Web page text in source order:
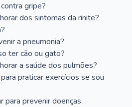
gripe?
dos sintomas da rinite?
a pneumonia?
ter cão ou gato?
a saúde dos pulmões?
praticar exercícios se sou
para prevenir doenças